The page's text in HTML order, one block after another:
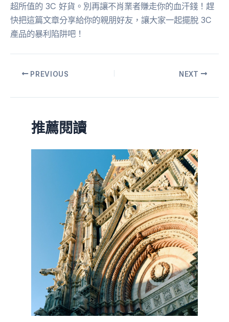
超所值的 3C 好貨。別再讓不肖業者賺走你的血汗錢！趕
快把這篇文章分享給你的親朋好友，讓大家一起擺脫 3C
產品的暴利陷阱吧！
PREVIOUS NEXT
推薦閱讀